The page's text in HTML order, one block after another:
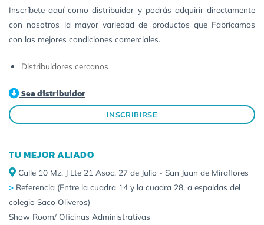
Inscríbete aquí como distribuidor y podrás adquirir directamente
con nosotros la mayor variedad de productos que Fabricamos
con las mejores condiciones comerciales.
Distribuidores cercanos
Sea distribuidor
INSCRIBIRSE
TU MEJOR ALIADO
Calle 10 Mz. J Lte 21 Asoc, 27 de Julio - San Juan de Miraflores
> Referencia (Entre la cuadra 14 y la cuadra 28, a espaldas del
colegio Saco Oliveros)
Show Room/ Oficinas Administrativas